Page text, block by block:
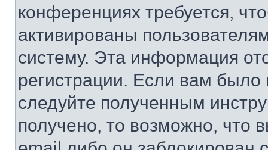
конференциях требуется,
активированы
систему. Эта информация
регистрации. Если вам
следуйте полученным
получено, то возможно, что